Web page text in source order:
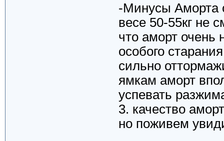
-Минусы Аморта
весе 50-55кг не
что аморт очень
особого
сильно
ямкам аморт
успевать
3. качество
но поживем